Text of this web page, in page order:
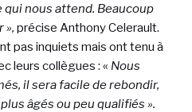
qui nous attend. Beaucoup
», précise Anthony Celerault.
pas inquiets mais ont tenu à
leurs collègues : « Nous
il sera facile de rebondir,
âgés ou peu qualifiés ».